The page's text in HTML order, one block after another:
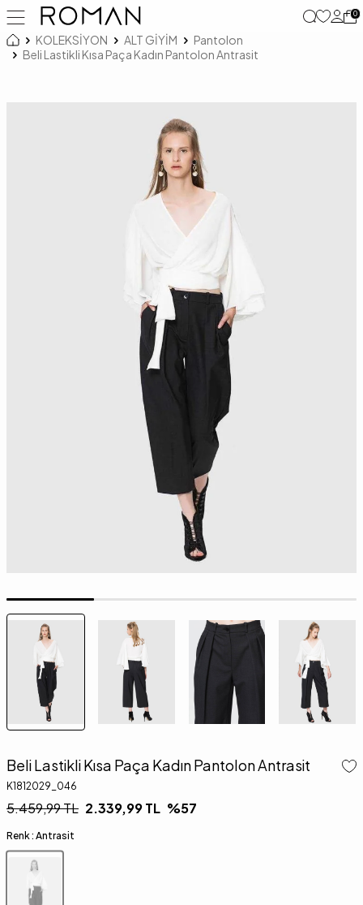
0
KOLEKSİYON ALT GİYİM
Pantolon
Beli Lastikli Kısa Paça Kadın Pantolon Antrasit
Beli Lastikli Kısa Paça Kadın Pantolon Antrasit
K1812029_046
5.459,99TL 2.339,99TL %57
Renk : Antrasit